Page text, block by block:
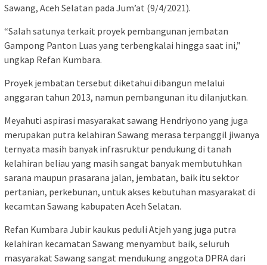
Sawang, Aceh Selatan pada Jum’at (9/4/2021).
“Salah satunya terkait proyek pembangunan jembatan
Gampong Panton Luas yang terbengkalai hingga saat ini,”
ungkap Refan Kumbara.
Proyek jembatan tersebut diketahui dibangun melalui
anggaran tahun 2013, namun pembangunan itu dilanjutkan.
Meyahuti aspirasi masyarakat sawang Hendriyono yang juga
merupakan putra kelahiran Sawang merasa terpanggil jiwanya
ternyata masih banyak infrasruktur pendukung di tanah
kelahiran beliau yang masih sangat banyak membutuhkan
sarana maupun prasarana jalan, jembatan, baik itu sektor
pertanian, perkebunan, untuk akses kebutuhan masyarakat di
kecamtan Sawang kabupaten Aceh Selatan.
Refan Kumbara Jubir kaukus peduli Atjeh yang juga putra
kelahiran kecamatan Sawang menyambut baik, seluruh
masyarakat Sawang sangat mendukung anggota DPRA dari